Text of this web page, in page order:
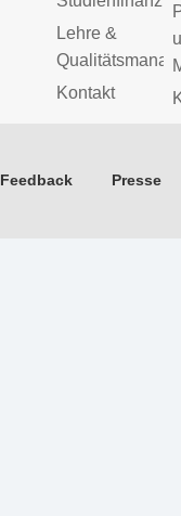
Lehre &
Kontakt
Feedback Presse